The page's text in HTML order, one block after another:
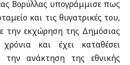
Βορύλλας υπογράμμισε πως
και τις θυγατρικές του,
την εκχώρηση της Δημόσιας
και έχει καταθέσει
την ανάκτηση της εθνικής